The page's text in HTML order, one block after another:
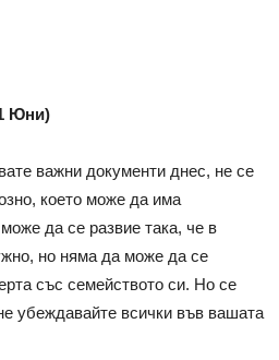
Юни)
важни документи днес, не се
което може да има
да се развие така, че в
но няма да може да се
със семейството си. Но се
убеждавайте всички във вашата